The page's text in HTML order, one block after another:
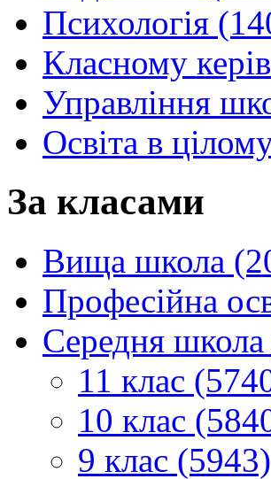
Психологія
Класному
Управління
Освіта в
За класами
Вища школа
Професійна
Середня
11 клас
10 клас
9 клас (5943)